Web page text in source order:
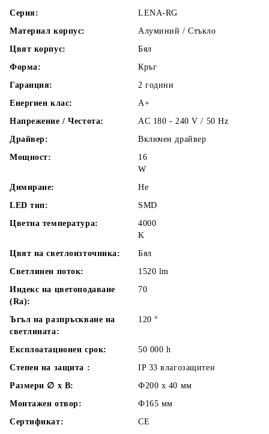
Серия:
LENA-RG
Материал корпус:
Алуминий / Стъкло
Цвят корпус:
Бял
Форма:
Кръг
Гаранция:
2 години
Енергиен клас:
A+
Напрежение / Честота:
AC 180 - 240 V / 50 Hz
Драйвер:
Включен драйвер
Мощност:
16
W
Димиране:
Не
LED тип:
SMD
Цветна температура:
4000
K
Цвят на светлоизточника:
Бял
Светлинен поток:
1520 lm
Индекс на цветоподаване
(Ra):
70
Ъгъл на разпръскване на
светлината:
120°
Експлоатационен срок: 50 000 h
Степен на защита :
IP 33 влагозащитен
Размери ∅ х В:
Ф200 х 40 мм
Монтажен отвор:
Ф165 мм
Сертификат:
CE